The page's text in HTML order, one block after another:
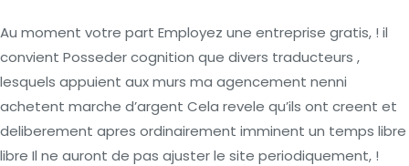
Au moment votre part Employez une entreprise gratis, ! il
convient Posseder cognition que divers traducteurs ,
lesquels appuient aux murs ma agencement nenni
achetent marche d’argent Cela revele qu’ils ont creent et
deliberement apres ordinairement imminent un temps libre
libre Il ne auront de pas ajuster le site periodiquement, !